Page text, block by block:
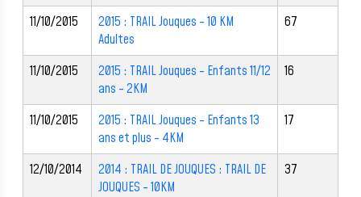
11/10/2015
2015 : TRAIL Jouques - 10 KM
Adultes
67
11/10/2015
2015 : TRAIL Jouques - Enfants 11/12
ans - 2KM
16
11/10/2015
2015 : TRAIL Jouques - Enfants 13
ans et plus - 4KM
17
12/10/2014
2014 : TRAIL DE JOUQUES : TRAIL DE
JOUQUES - 10KM
37